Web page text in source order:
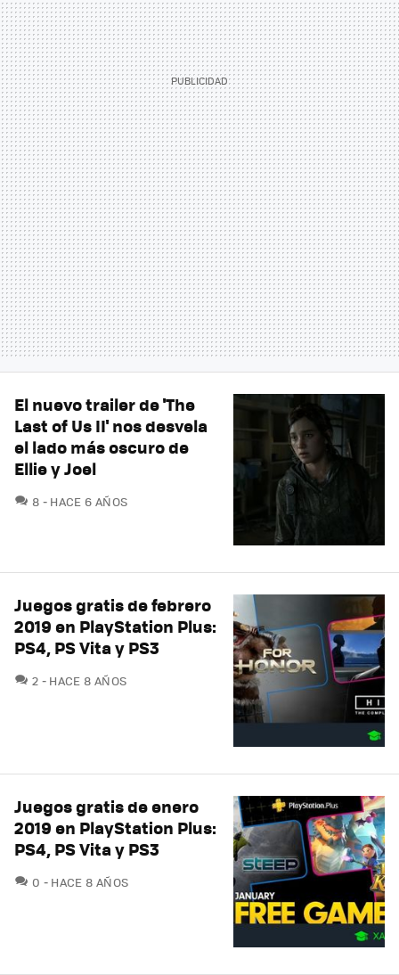
El nuevo trailer de 'The
Last of Us II' nos desvela
el lado más oscuro de
Ellie y Joel
8 COMENTARIOS
HACE 6 AÑOS
Juegos gratis de febrero
2019 en PlayStation Plus:
PS4, PS Vita y PS3
2 COMENTARIOS
HACE 8 AÑOS
Juegos gratis de enero
2019 en PlayStation Plus:
PS4, PS Vita y PS3
0 COMENTARIOS
HACE 8 AÑOS